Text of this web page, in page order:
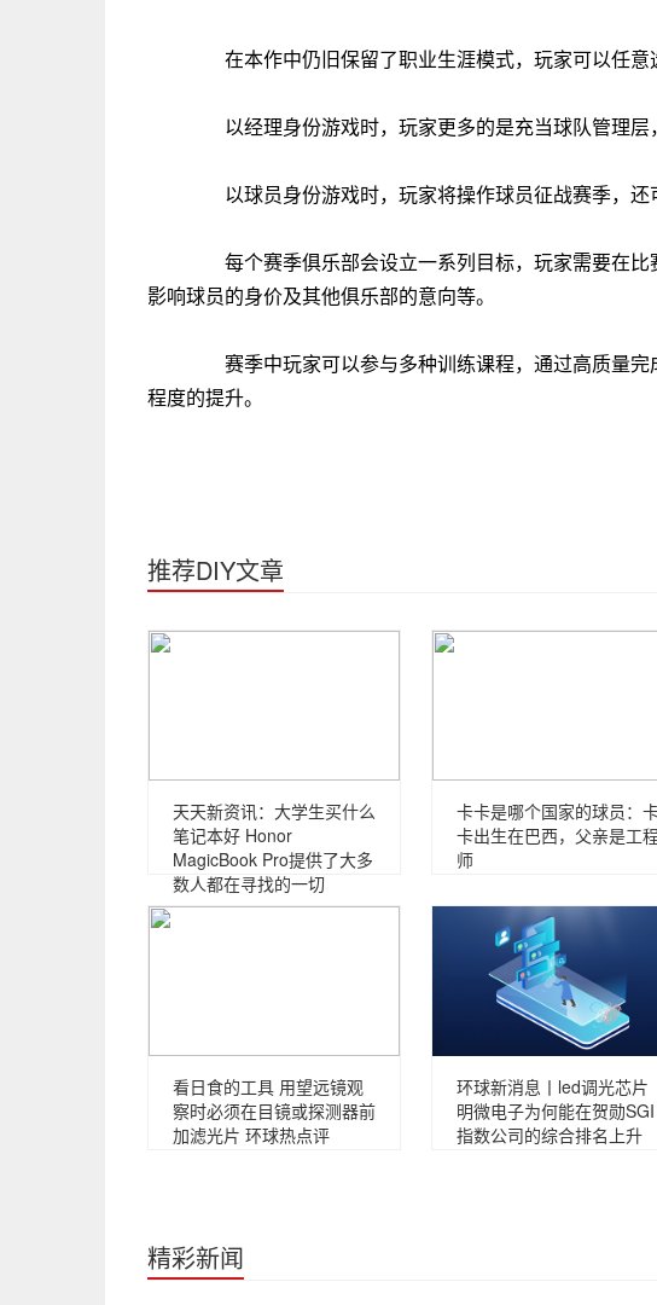
在本作中仍旧保留了职业生涯模式，玩家可以任意
以经理身份游戏时，玩家更多的是充当球队管理层
以球员身份游戏时，玩家将操作球员征战赛季，还
每个赛季俱乐部会设立一系列目标，玩家需要在比
影响球员的身价及其他俱乐部的意向等。
赛季中玩家可以参与多种训练课程，通过高质量完
程度的提升。
推荐DIY文章
天天新资讯：大学生买什么
笔记本好 Honor
MagicBook Pro提供了大多
数人都在寻找的一切
卡卡是哪个国家的球员：
卡出生在巴西，父亲是工
师
看日食的工具 用望远镜观
察时必须在目镜或探测器前
加滤光片 环球热点评
环球新消息丨led调光芯片
明微电子为何能在贺勋SGI
指数公司的综合排名上升
精彩新闻